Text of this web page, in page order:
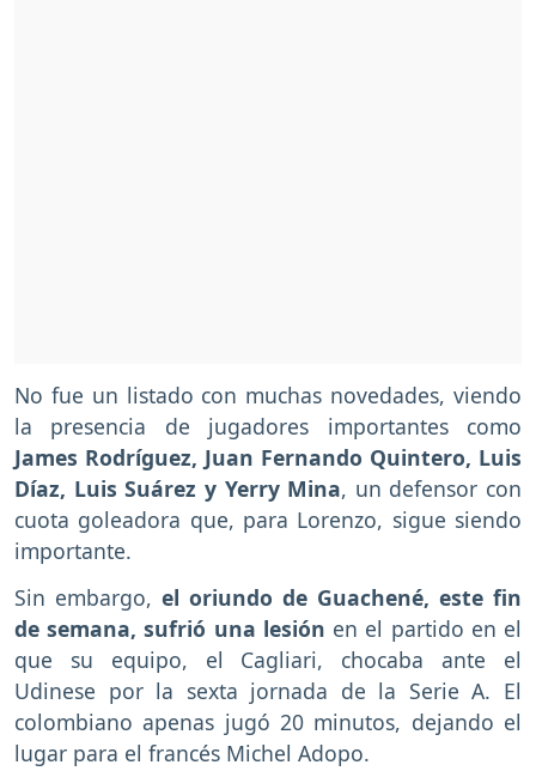
No fue un listado con muchas novedades, viendo
la presencia de jugadores importantes como
James Rodríguez, Juan Fernando Quintero, Luis
Díaz, Luis Suárez y Yerry Mina, un defensor con
cuota goleadora que, para Lorenzo, sigue siendo
importante.
Sin embargo, el oriundo de Guachené, este fin
de semana, sufrió una lesión en el partido en el
que su equipo, el Cagliari, chocaba ante el
Udinese por la sexta jornada de la Serie A. El
colombiano apenas jugó 20 minutos, dejando el
lugar para el francés Michel Adopo.